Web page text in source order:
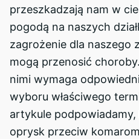
przeszkadzają nam w
pogodą na naszych
zagrożenie dla naszego
mogą przenosić
nimi wymaga
wyboru właściwego
artykule
oprysk przeciw